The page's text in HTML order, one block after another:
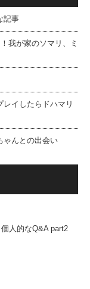
記事
我が家のソマリ、ミ
イしたらドハマリ
ゃんとの出会い
人的なQ&A part2